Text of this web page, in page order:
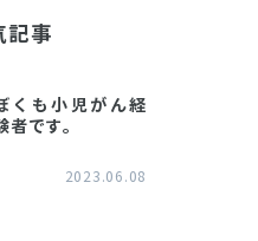
記事
くも小児がん経
者です。
2023.06.08